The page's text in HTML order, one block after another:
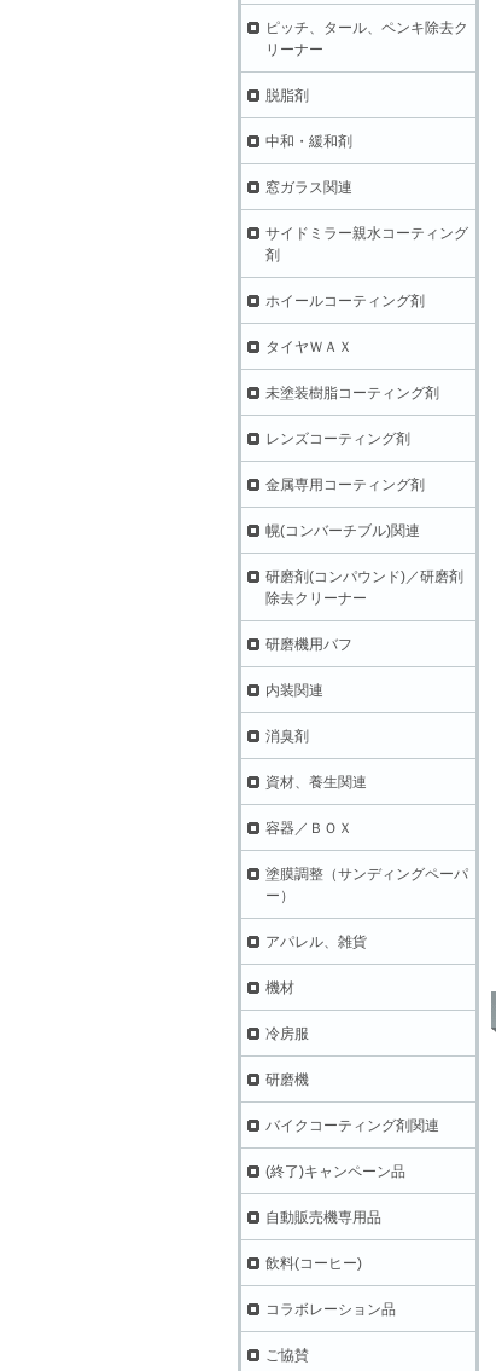
ピッチ、タール、ペンキ除去ク
リーナー
脱脂剤
中和・緩和剤
窓ガラス関連
サイドミラー親水コーティング
剤
ホイールコーティング剤
タイヤＷＡＸ
未塗装樹脂コーティング剤
レンズコーティング剤
金属専用コーティング剤
幌(コンバーチブル)関連
研磨剤(コンパウンド)／研磨剤
除去クリーナー
研磨機用バフ
内装関連
消臭剤
資材、養生関連
容器／ＢＯＸ
塗膜調整（サンディングペーパ
ー）
アパレル、雑貨
機材
冷房服
研磨機
バイクコーティング剤関連
(終了)キャンペーン品
自動販売機専用品
飲料(コーヒー)
コラボレーション品
ご協賛